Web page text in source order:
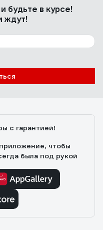
будьте в курсе!
ждут!
с гарантией!
чтобы
была под рукой